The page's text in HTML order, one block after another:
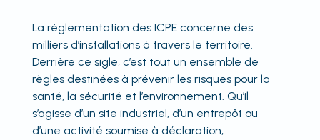
La réglementation des ICPE concerne des
milliers d’installations à travers le territoire.
Derrière ce sigle, c’est tout un ensemble de
règles destinées à prévenir les risques pour la
santé, la sécurité et l’environnement. Qu’il
s’agisse d’un site industriel, d’un entrepôt ou
d’une activité soumise à déclaration,